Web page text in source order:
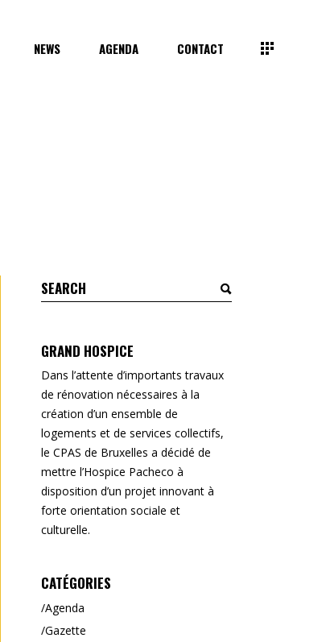
NEWS AGENDA CONTACT
Search
for:
GRAND HOSPICE
Dans l’attente d’importants travaux
de rénovation nécessaires à la
création d’un ensemble de
logements et de services collectifs,
le CPAS de Bruxelles a décidé de
mettre l’Hospice Pacheco à
disposition d’un projet innovant à
forte orientation sociale et
culturelle.
CATÉGORIES
Agenda
Gazette